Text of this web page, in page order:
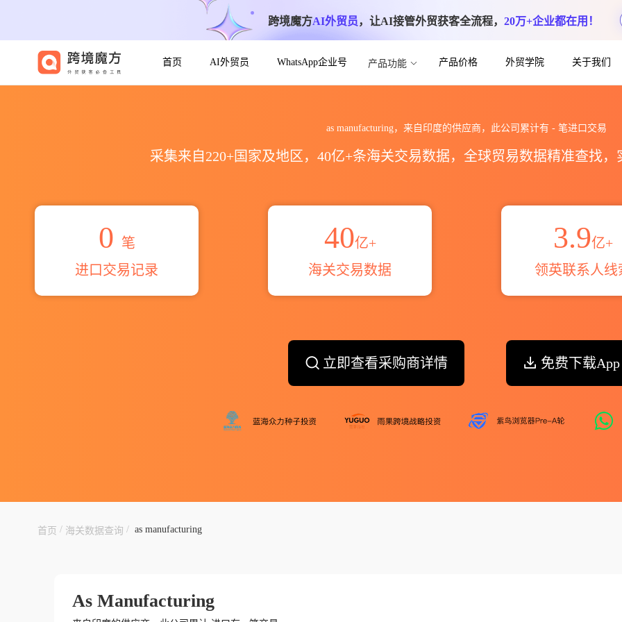
跨境魔方AI外贸员，让AI接管外贸获客全流程， 20万+企业都在用！
首页 AI外贸员 WhatsApp企业号 产品功能 产品价格 外贸学院 关于我们
as manufacturing，来自印度的供应商，此公司累计有 - 笔进口交易
采集来自220+国家及地区，40亿+条海关交易数据，全球贸易数据精准查找
0 笔
进口交易记录
40亿+
海关交易数据
3.9亿+
领英联系人线
立即查看采购商详情 免费下载App
首页 / 海关数据查询 / as manufacturing
As Manufacturing